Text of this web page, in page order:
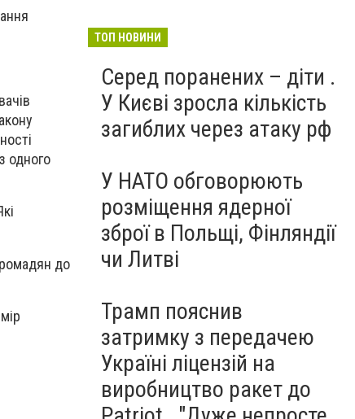
одного
до
ТОП НОВИНИ
Серед поранених – діти .
У Києві зросла кількість
загиблих через атаку рф
У НАТО обговорюють
розміщення ядерної
зброї в Польщі, Фінляндії
чи Литві
Трамп пояснив
затримку з передачею
Україні ліцензій на
виробництво ракет до